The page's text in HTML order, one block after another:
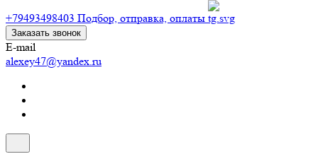
+79493498403 Подбор, отправка, оплаты
Заказать звонок
E-mail
alexey47@yandex.ru